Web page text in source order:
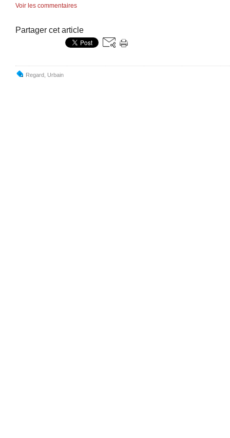
Voir les commentaires
Partager cet article
Regard Urbain